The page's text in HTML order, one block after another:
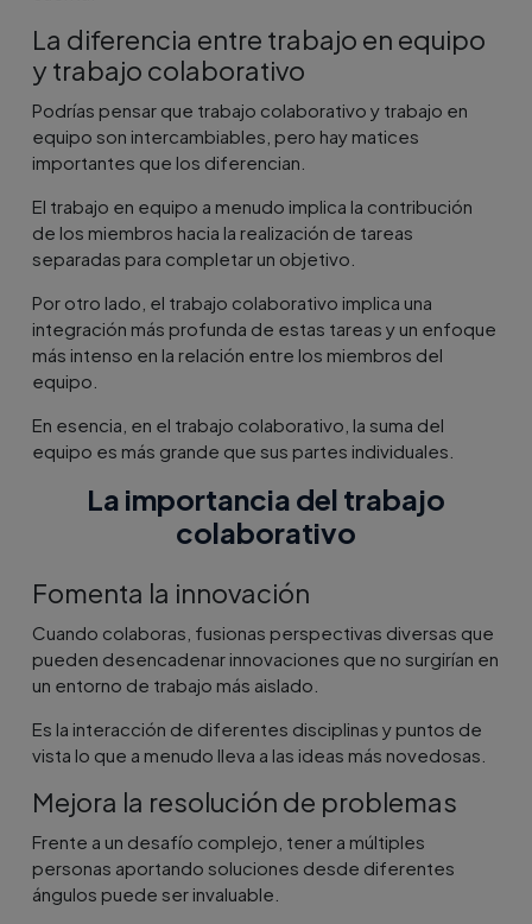
La diferencia entre trabajo en equipo
y trabajo colaborativo
Podrías pensar que trabajo colaborativo y trabajo en
equipo son intercambiables, pero hay matices
importantes que los diferencian.
El trabajo en equipo a menudo implica la contribución
de los miembros hacia la realización de tareas
separadas para completar un objetivo.
Por otro lado, el trabajo colaborativo implica una
integración más profunda de estas tareas y un enfoque
más intenso en la relación entre los miembros del
equipo.
En esencia, en el trabajo colaborativo, la suma del
equipo es más grande que sus partes individuales.
La importancia del trabajo
colaborativo
Fomenta la innovación
Cuando colaboras, fusionas perspectivas diversas que
pueden desencadenar innovaciones que no surgirían en
un entorno de trabajo más aislado.
Es la interacción de diferentes disciplinas y puntos de
vista lo que a menudo lleva a las ideas más novedosas.
Mejora la resolución de problemas
Frente a un desafío complejo, tener a múltiples
personas aportando soluciones desde diferentes
ángulos puede ser invaluable.